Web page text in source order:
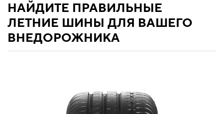
НАЙДИТЕ ПРАВИЛЬНЫЕ
ЛЕТНИЕ ШИНЫ ДЛЯ ВАШЕГО
ВНЕДОРОЖНИКА